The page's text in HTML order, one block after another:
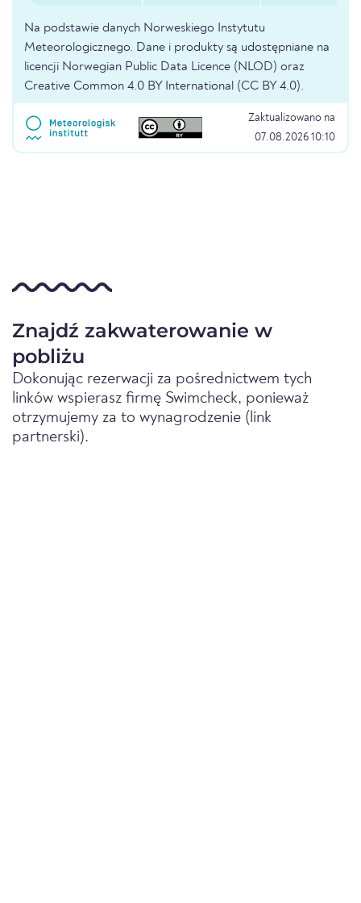
Na podstawie danych Norweskiego Instytutu
Meteorologicznego. Dane i produkty są udostępniane na
licencji Norwegian Public Data Licence (NLOD) oraz
Creative Common 4.0 BY International (CC BY 4.0).
Zaktualizowano na
07.08.2026 10:10
Znajdź zakwaterowanie w
pobliżu
Dokonując rezerwacji za pośrednictwem tych
linków wspierasz firmę Swimcheck, ponieważ
otrzymujemy za to wynagrodzenie (link
partnerski).